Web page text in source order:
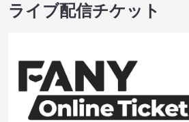
ライブ配信チケット